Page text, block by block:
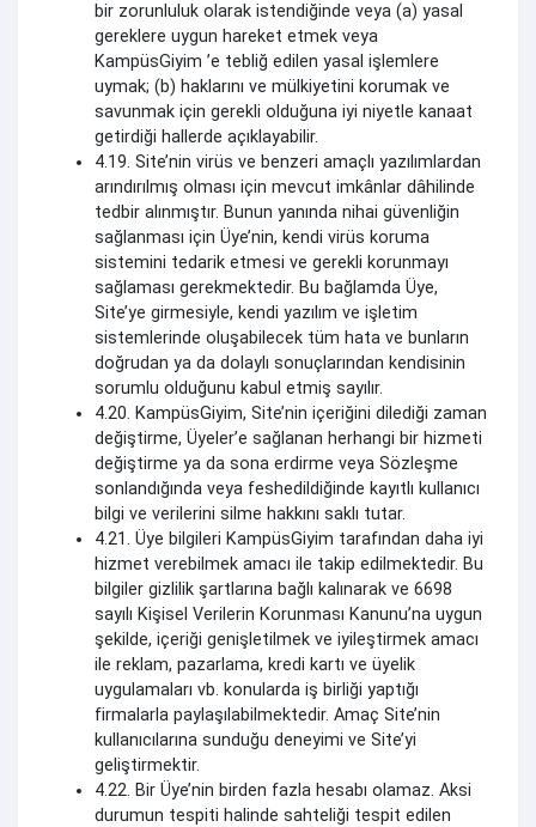
bir zorunluluk olarak istendiğinde veya (a) yasal
gereklere uygun hareket etmek veya
KampüsGiyim ’e tebliğ edilen yasal işlemlere
uymak; (b) haklarını ve mülkiyetini korumak ve
savunmak için gerekli olduğuna iyi niyetle kanaat
getirdiği hallerde açıklayabilir.
4.19. Site’nin virüs ve benzeri amaçlı yazılımlardan
arındırılmış olması için mevcut imkânlar dâhilinde
tedbir alınmıştır. Bunun yanında nihai güvenliğin
sağlanması için Üye’nin, kendi virüs koruma
sistemini tedarik etmesi ve gerekli korunmayı
sağlaması gerekmektedir. Bu bağlamda Üye,
Site’ye girmesiyle, kendi yazılım ve işletim
sistemlerinde oluşabilecek tüm hata ve bunların
doğrudan ya da dolaylı sonuçlarından kendisinin
sorumlu olduğunu kabul etmiş sayılır.
4.20. KampüsGiyim, Site’nin içeriğini dilediği zaman
değiştirme, Üyeler’e sağlanan herhangi bir hizmeti
değiştirme ya da sona erdirme veya Sözleşme
sonlandığında veya feshedildiğinde kayıtlı kullanıcı
bilgi ve verilerini silme hakkını saklı tutar.
4.21. Üye bilgileri KampüsGiyim tarafından daha iyi
hizmet verebilmek amacı ile takip edilmektedir. Bu
bilgiler gizlilik şartlarına bağlı kalınarak ve 6698
sayılı Kişisel Verilerin Korunması Kanunu’na uygun
şekilde, içeriği genişletilmek ve iyileştirmek amacı
ile reklam, pazarlama, kredi kartı ve üyelik
uygulamaları vb. konularda iş birliği yaptığı
firmalarla paylaşılabilmektedir. Amaç Site’nin
kullanıcılarına sunduğu deneyimi ve Site’yi
geliştirmektir.
4.22. Bir Üye’nin birden fazla hesabı olamaz. Aksi
durumun tespiti halinde sahteliği tespit edilen